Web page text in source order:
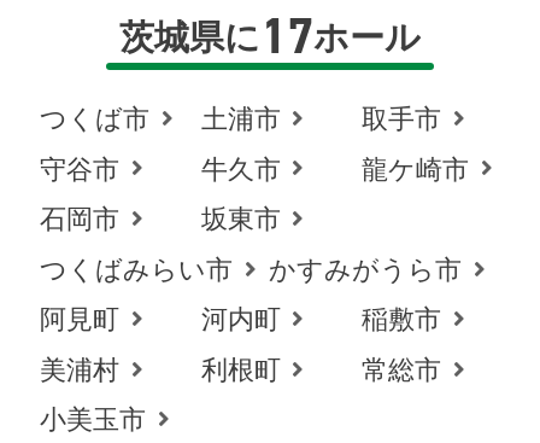
茨城県に 17ホール
つくば市 土浦市
取手市
守谷市
牛久市
龍ケ崎市
石岡市
坂東市
つくばみらい市
かすみがうら市
阿見町
河内町
稲敷市
美浦村
利根町
常総市
小美玉市